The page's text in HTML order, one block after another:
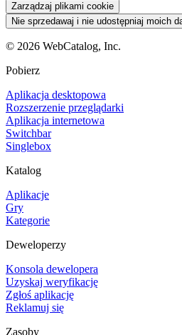
Zarządzaj plikami cookie
Nie sprzedawaj i nie udostępniaj moich
© 2026 WebCatalog, Inc.
Pobierz
Aplikacja desktopowa
Rozszerzenie przeglądarki
Aplikacja internetowa
Switchbar
Singlebox
Katalog
Aplikacje
Gry
Kategorie
Deweloperzy
Konsola dewelopera
Uzyskaj weryfikację
Zgłoś aplikację
Reklamuj się
Zasoby